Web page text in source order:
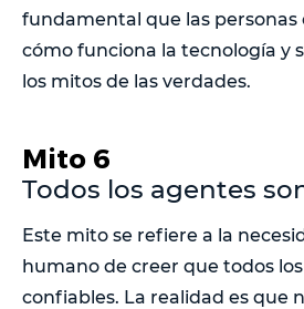
fundamental que las
cómo funciona la tecnología y
los mitos de las verdades.
Mito 6
Todos los agentes
Este mito se refiere a la
humano de creer que todos
confiables. La realidad es que